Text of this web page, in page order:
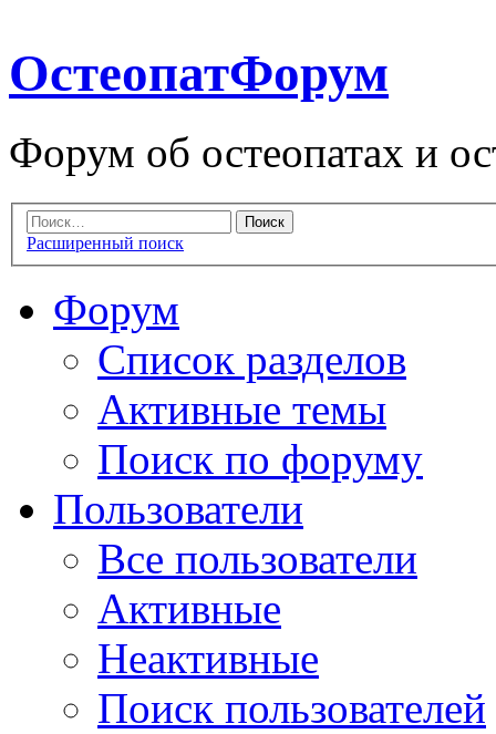
ОстеопатФорум
Форум об остеопатах и
Расширенный поиск
Форум
Список разделов
Активные темы
Поиск по форуму
Пользователи
Все пользователи
Активные
Неактивные
Поиск пользователей